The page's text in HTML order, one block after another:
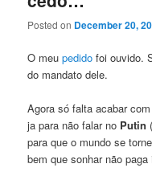
Posted on December 20,
O meupedido foi ouvido.
do mandato dele.
Agora só falta acabar
ja para não falar no Putin
para que o mundo se
bem que sonhar não paga